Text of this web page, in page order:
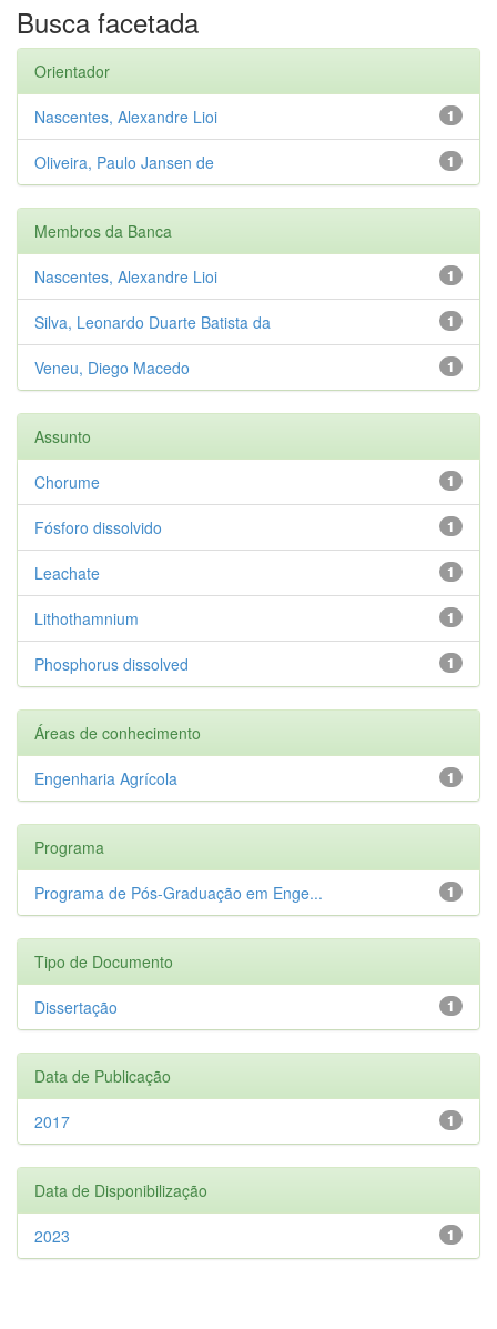
Busca facetada
Orientador
1
Nascentes, Alexandre Lioi
1
Oliveira, Paulo Jansen de
Membros da Banca
1
Nascentes, Alexandre Lioi
1
Silva, Leonardo Duarte Batista da
1
Veneu, Diego Macedo
Assunto
1
Chorume
1
Fósforo dissolvido
1
Leachate
1
Lithothamnium
1
Phosphorus dissolved
Áreas de conhecimento
1
Engenharia Agrícola
Programa
1
Programa de Pós-Graduação em Enge...
Tipo de Documento
1
Dissertação
Data de Publicação
1
2017
Data de Disponibilização
1
2023